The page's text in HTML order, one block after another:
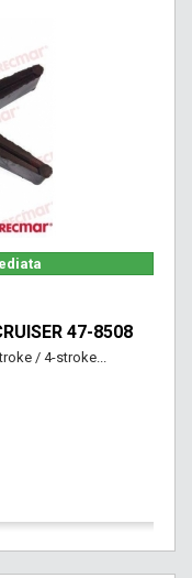
47-8508
/ 4-stroke...